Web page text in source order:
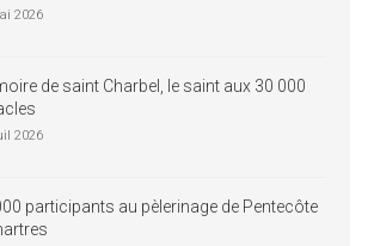
2026
de saint Charbel, le saint aux 30 000
2026
participants au pèlerinage de Pentecôte